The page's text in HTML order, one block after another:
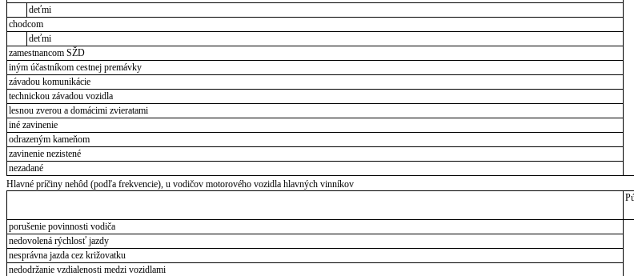
deťmi
chodcom
deťmi
zamestnancom SŽD
iným účastníkom cestnej premávky
závadou komunikácie
technickou závadou vozidla
lesnou zverou a domácimi zvieratami
iné zavinenie
odrazeným kameňom
zavinenie nezistené
nezadané
Hlavné príčiny nehôd (podľa frekvencie), u vodičov motorového vozidla hlavných vinníkov
porušenie povinnosti vodiča
nedovolená rýchlosť jazdy
nesprávna jazda cez križovatku
nedodržanie vzdialenosti medzi vozidlami